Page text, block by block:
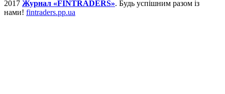
2017 Журнал «FINTRADERS». Будь успішним разом із
нами! fintraders.pp.ua